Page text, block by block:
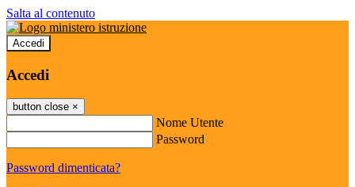
Salta al contenuto
Accedi
Accedi
button close ×
Nome Utente
Password
Password dimenticata?